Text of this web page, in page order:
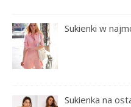
Sukienki w
Sukienka na